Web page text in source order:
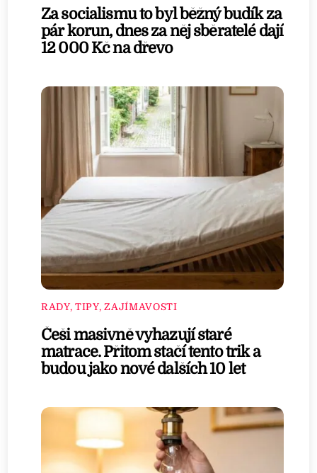
Za socialismu to byl běžný budík za
pár korun, dnes za něj sběratelé dají
12 000 Kč na dřevo
RADY, TIPY, ZAJÍMAVOSTI
Češi masivně vyhazují staré
matrace. Přitom stačí tento trik a
budou jako nové dalších 10 let